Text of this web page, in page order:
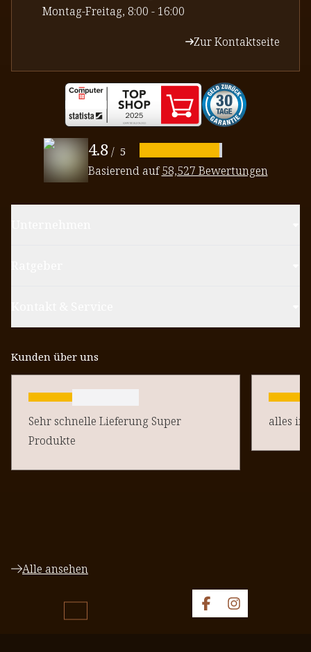
⁠Montag-Freitag, 8:00 - 16:00
Zur Kontaktseite
4.8 / 5
Basierend auf58,527 Bewertungen
Kunden über uns
Sehr schnelle Lieferung Super
Produkte
alles in
Alle ansehen